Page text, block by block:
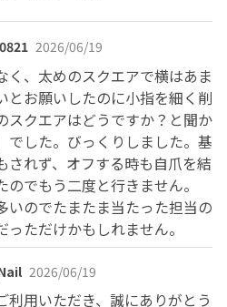
2026/06/19
く、太めのスクエアで横はあま
とお願いしたのに小指を細く削
スクエアはどうですか？と聞か
でした。びっくりしました。基
されず、オフする時も自爪を結
でもう二度と行きません。
いのでたまたま当たった担当の
ただけかもしれません。
2026/06/19
利用いただき、誠にありがとう